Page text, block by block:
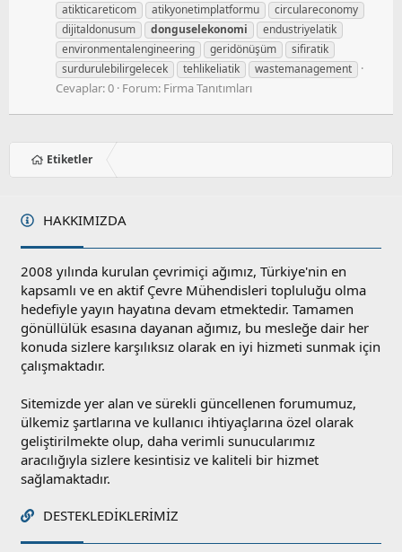
atikticareticom
atikyonetimplatformu
circulareconomy
dijitaldonusum
donguselekonomi
endustriyelatik
environmentalengineering
geridönüşüm
sifiratik
surdurulebilirgelecek
tehlikeliatik wastemanagement
Cevaplar: 0 Forum: Firma Tanıtımları
Etiketler
HAKKIMIZDA
2008 yılında kurulan çevrimiçi ağımız, Türkiye'nin en
kapsamlı ve en aktif Çevre Mühendisleri topluluğu olma
hedefiyle yayın hayatına devam etmektedir. Tamamen
gönüllülük esasına dayanan ağımız, bu mesleğe dair her
konuda sizlere karşılıksız olarak en iyi hizmeti sunmak için
çalışmaktadır.
Sitemizde yer alan ve sürekli güncellenen forumumuz,
ülkemiz şartlarına ve kullanıcı ihtiyaçlarına özel olarak
geliştirilmekte olup, daha verimli sunucularımız
aracılığıyla sizlere kesintisiz ve kaliteli bir hizmet
sağlamaktadır.
DESTEKLEDIKLERIMIZ